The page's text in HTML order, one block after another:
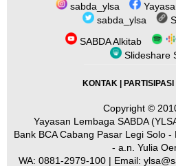
sabda_ylsa
sabda_ylsa
SABDA Alkitab
Slideshare
KONTAK | PARTISIPASI
Copyright ©
Yayasan Lembaga SABDA
Bank BCA Cabang Pasar Legi Solo
- a.n. Yulia
WA: 0881-2979-100| Email: